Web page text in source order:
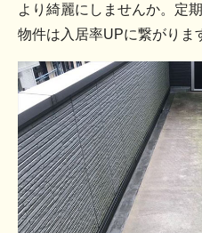
より綺麗にしませんか。定
物件は入居率UPに繋がりま